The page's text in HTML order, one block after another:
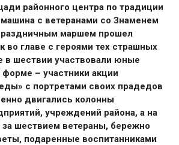
районного центра по традиции
с ветеранами со Знаменем
маршем прошел
во главе с героями тех страшных
в шествии участвовали юные
– участники акции
с портретами своих прадедов
двигались колонны
учреждений района, а на
шествием ветераны, бережно
подаренные воспитанниками